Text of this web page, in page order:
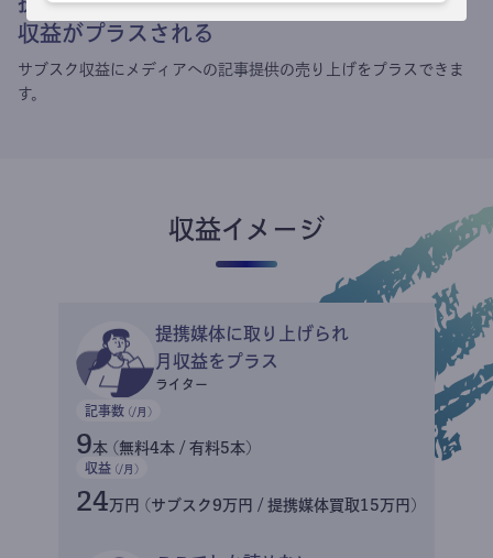
収益がプラスされる
サブスク収益にメディアへの記事提供の売り上げをプラスできま
す。
収益イメージ
提携媒体に取り上げられ
月収益をプラス
ライター
記事数 (/月)
9本 (無料4本 / 有料5本)
収益 (/月)
24万円 (サブスク9万円 / 提携媒体買取15万円)